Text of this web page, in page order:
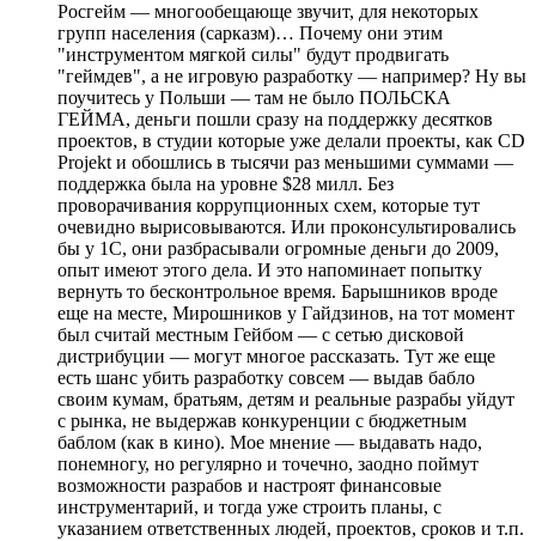
Росгейм — многообещающе звучит, для некоторых
групп населения (сарказм)… Почему они этим
"инструментом мягкой силы" будут продвигать
"геймдев", а не игровую разработку — например? Ну вы
поучитесь у Польши — там не было ПОЛЬСКА
ГЕЙМА, деньги пошли сразу на поддержку десятков
проектов, в студии которые уже делали проекты, как CD
Projekt и обошлись в тысячи раз меньшими суммами —
поддержка была на уровне $28 милл. Без
проворачивания коррупционных схем, которые тут
очевидно вырисовываются. Или проконсультировались
бы у 1С, они разбрасывали огромные деньги до 2009,
опыт имеют этого дела. И это напоминает попытку
вернуть то бесконтрольное время. Барышников вроде
еще на месте, Мирошников у Гайдзинов, на тот момент
был считай местным Гейбом — с сетью дисковой
дистрибуции — могут многое рассказать. Тут же еще
есть шанс убить разработку совсем — выдав бабло
своим кумам, братьям, детям и реальные разрабы уйдут
с рынка, не выдержав конкуренции с бюджетным
баблом (как в кино). Мое мнение — выдавать надо,
понемногу, но регулярно и точечно, заодно поймут
возможности разрабов и настроят финансовые
инструментарий, и тогда уже строить планы, с
указанием ответственных людей, проектов, сроков и т.п.